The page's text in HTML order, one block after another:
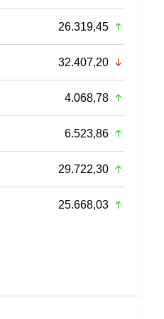
26.319,45
32.407,20
4.068,78
6.523,86
29.722,30
25.668,03